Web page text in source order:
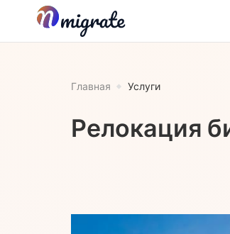
Главная Услуги
Релокация